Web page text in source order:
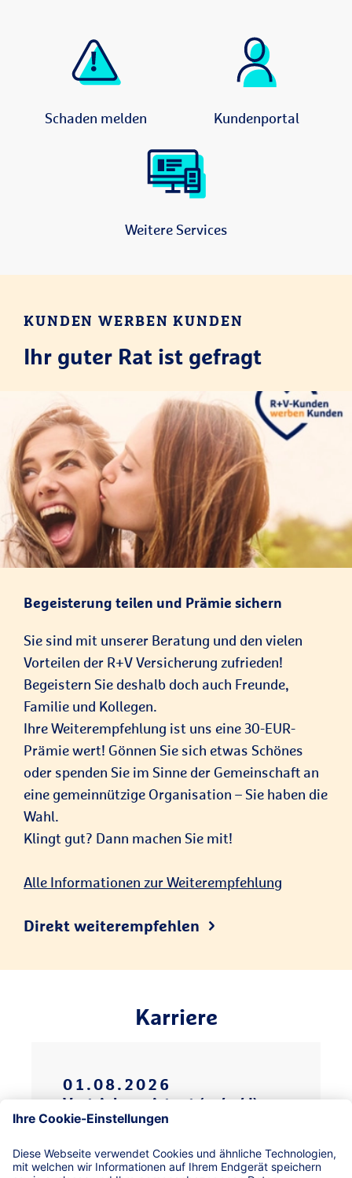
Schaden melden Kundenportal
Weitere Services
KUNDEN WERBEN KUNDEN
Ihr guter Rat ist gefragt
Begeisterung teilen und Prämie sichern
Sie sind mit unserer Beratung und den vielen
Vorteilen der R+V Versicherung zufrieden!
Begeistern Sie deshalb doch auch Freunde,
Familie und Kollegen.
Ihre Weiterempfehlung ist uns eine 30-EUR-
Prämie wert! Gönnen Sie sich etwas Schönes
oder spenden Sie im Sinne der Gemeinschaft an
eine gemeinnützige Organisation – Sie haben die
Wahl.
Klingt gut? Dann machen Sie mit!
Alle Informationen zur Weiterempfehlung
Direkt weiterempfehlen
Karriere
01.08.2026
Vertriebsassistent (m/w/d) –
(Teil- oder Vollzeit)
Deine berufliche Zukunft beginnt
hier im Vertrieb: